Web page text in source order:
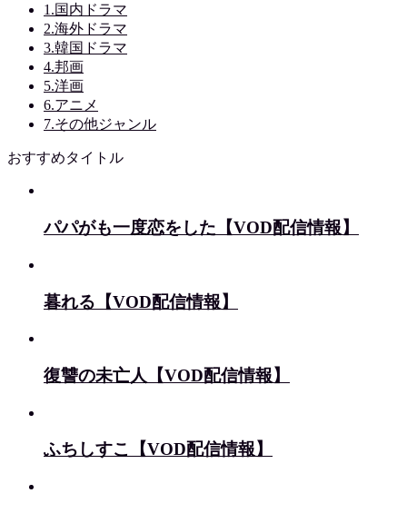
1.国内ドラマ
2.海外ドラマ
3.韓国ドラマ
4.邦画
5.洋画
6.アニメ
7.その他ジャンル
おすすめタイトル
パパがも一度恋をした【VOD配信情報】
暮れる【VOD配信情報】
復讐の未亡人【VOD配信情報】
ふちしすこ【VOD配信情報】